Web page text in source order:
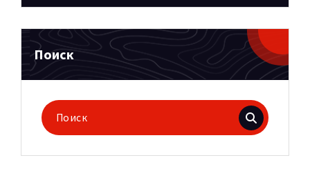
Поиск
Поиск
для: